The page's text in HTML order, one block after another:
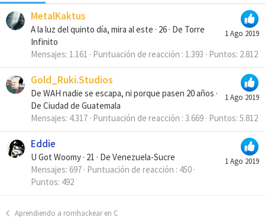
1 Ago 2019
MetalKaktus
A la luz del quinto día, mira al este · 26 · De Torre
Infinito
Mensajes 1.161 Puntuación de reacción 1.393 Puntos 2.812
1 Ago 2019
Gold_Ruki.Studios
De WAH nadie se escapa, ni porque pasen 20 años ·
De Ciudad de Guatemala
Mensajes 4.317 Puntuación de reacción 3.669 Puntos 5.812
1 Ago 2019
Eddie
U Got Woomy · 21 · De Venezuela-Sucre
Mensajes 697 Puntuación de reacción 450
Puntos 492
Aprendiendo a romhackear en C